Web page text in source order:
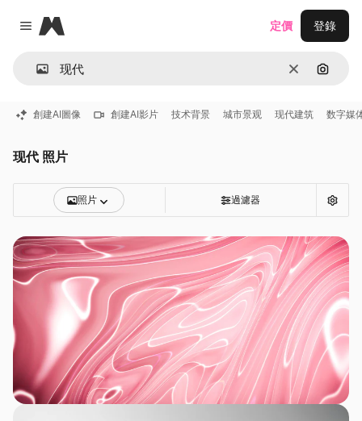
Close menu
Magnific
清除 通過圖
定價 登錄
創建AI圖像 創建AI影片 技术背景 城市景观 现代建筑 数字媒
现代 照片
照片 過濾器